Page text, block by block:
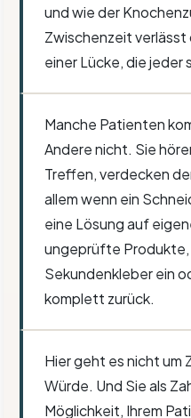
und wie der
Zwischenzeit verlässt
einer Lücke, die jeder
Manche Patienten
Andere nicht. Sie
Treffen, verdecken
allem wenn ein
eine Lösung auf
ungeprüfte Produkte,
Sekundenkleber ein
komplett zurück.
Hier geht es nicht um
Würde. Und Sie als
Möglichkeit, Ihrem